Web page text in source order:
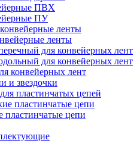
ПВХ
ПУ
ленты
ленты
для конвейерных лент
для конвейерных лент
конвейерных лент
и звездочки
пластинчатых цепей
пластинчатые цепи
пластинчатые цепи